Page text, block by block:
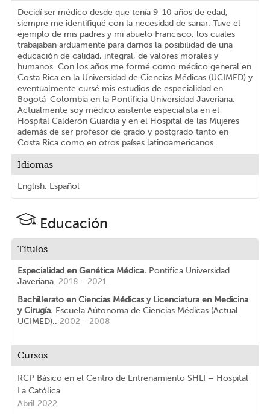
Decidí ser médico desde que tenía 9-10 años de edad,
siempre me identifiqué con la necesidad de sanar. Tuve el
ejemplo de mis padres y mi abuelo Francisco, los cuales
trabajaban arduamente para darnos la posibilidad de una
educación de calidad, integral, de valores morales y
humanos. Con los años me formé como médico general en
Costa Rica en la Universidad de Ciencias Médicas (UCIMED) y
eventualmente cursé mis estudios de especialidad en
Bogotá-Colombia en la Pontificia Universidad Javeriana.
Actualmente soy médico asistente especialista en el
Hospital Calderón Guardia y en el Hospital de las Mujeres
además de ser profesor de grado y postgrado tanto en
Costa Rica como en otros países latinoamericanos.
Idiomas
English, Español
Educación
Títulos
Especialidad en Genética Médica. Pontifica Universidad
Javeriana. 2018 - 2021
Bachillerato en Ciencias Médicas y Licenciatura en Medicina
y Cirugía. Escuela Aútonoma de Ciencias Médicas (Actual
UCIMED).. 2002 - 2008
Cursos
RCP Básico en el Centro de Entrenamiento SHLI – Hospital
La Católica
Abril 2022